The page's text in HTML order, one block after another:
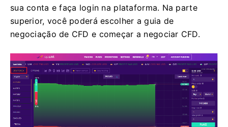
sua conta e faça login na plataforma. Na parte
superior, você poderá escolher a guia de
negociação de CFD e começar a negociar CFD.